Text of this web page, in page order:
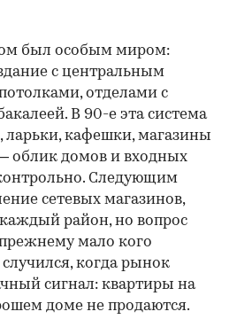
был особым миром:
с центральным
отделами с
В 90-е эта система
ларьки, кафешки, магазины
облик домов и входных
Следующим
сетевых магазинов,
район, но вопрос
мало кого
когда рынок
сигнал: квартиры на
доме не продаются.